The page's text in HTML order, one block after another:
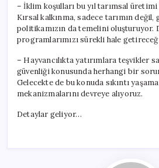
– İklim koşulları bu yıl tarımsal
Kırsal kalkınma, sadece tarımın değil,
politikamızın da temelini oluşturuyor.
programlarımızı sürekli hale
– Hayvancılıkta yatırımlara teşvikler
güvenliği konusunda herhangi bir
Gelecekte de bu konuda sıkıntı
mekanizmalarını devreye alıyoruz.
Detaylar geliyor…